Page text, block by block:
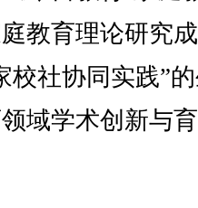
教育理论研究
校社协同实践”
域学术创新与